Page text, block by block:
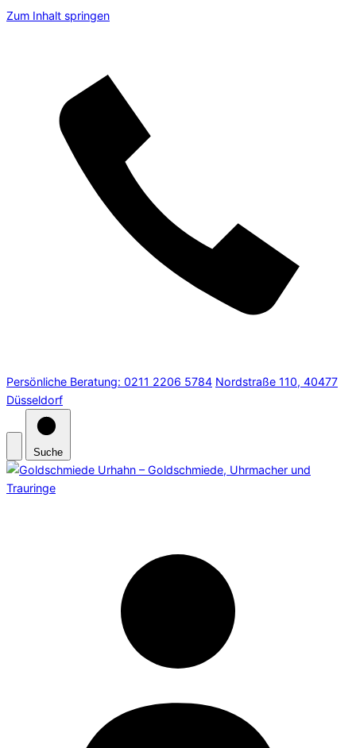
Zum Inhalt springen
Persönliche Beratung: 0211 2206 5784 Nordstraße 110, 40477
Düsseldorf
Suche